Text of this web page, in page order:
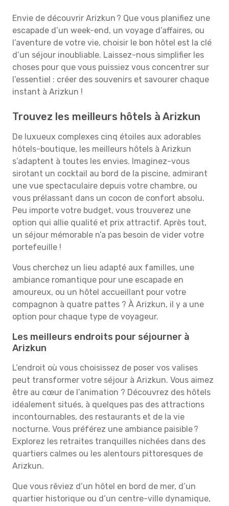
Envie de découvrir Arizkun ? Que vous planifiez une
escapade d’un week-end, un voyage d’affaires, ou
l’aventure de votre vie, choisir le bon hôtel est la clé
d’un séjour inoubliable. Laissez-nous simplifier les
choses pour que vous puissiez vous concentrer sur
l’essentiel : créer des souvenirs et savourer chaque
instant à Arizkun !
Trouvez les meilleurs hôtels à Arizkun
De luxueux complexes cinq étoiles aux adorables
hôtels-boutique, les meilleurs hôtels à Arizkun
s’adaptent à toutes les envies. Imaginez-vous
sirotant un cocktail au bord de la piscine, admirant
une vue spectaculaire depuis votre chambre, ou
vous prélassant dans un cocon de confort absolu.
Peu importe votre budget, vous trouverez une
option qui allie qualité et prix attractif. Après tout,
un séjour mémorable n’a pas besoin de vider votre
portefeuille !
Vous cherchez un lieu adapté aux familles, une
ambiance romantique pour une escapade en
amoureux, ou un hôtel accueillant pour votre
compagnon à quatre pattes ? À Arizkun, il y a une
option pour chaque type de voyageur.
Les meilleurs endroits pour séjourner à
Arizkun
L’endroit où vous choisissez de poser vos valises
peut transformer votre séjour à Arizkun. Vous aimez
être au cœur de l’animation ? Découvrez des hôtels
idéalement situés, à quelques pas des attractions
incontournables, des restaurants et de la vie
nocturne. Vous préférez une ambiance paisible ?
Explorez les retraites tranquilles nichées dans des
quartiers calmes ou les alentours pittoresques de
Arizkun.
Que vous rêviez d’un hôtel en bord de mer, d’un
quartier historique ou d’un centre-ville dynamique,